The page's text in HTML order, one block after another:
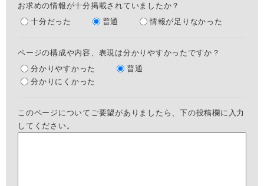
お求めの情報が十分掲載されていましたか？
十分だった
普通 情報が足りなかった
ページの構成や内容、表現は分かりやすかったですか？
分かりやすかった
普通
分かりにくかった
このページについてご要望がありましたら、下の投稿欄に入力
してください。